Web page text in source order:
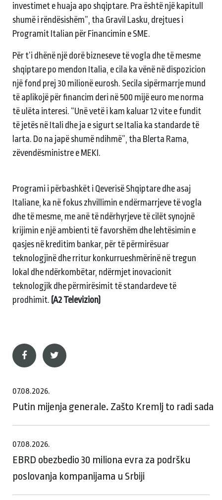
investimet e huaja apo shqiptare. Pra është një kapitull
shumë i rëndësishëm”, tha Gravil Lasku, drejtues i
Programit Italian për Financimin e SME.
Për t’i dhënë një dorë bizneseve të vogla dhe të mesme
shqiptare po mendon Italia, e cila ka vënë në dispozicion
një fond prej 30 milionë eurosh. Secila sipërmarrje mund
të aplikojë për financim deri në 500 mijë euro me norma
të ulëta interesi. “Unë vetë i kam kaluar 12 vite e fundit
të jetës në Itali dhe ja e sigurt se Italia ka standarde të
larta. Do na japë shumë ndihmë”, tha Blerta Rama,
zëvendësministre e MEKI.
Programi i përbashkët i Qeverisë Shqiptare dhe asaj
Italiane, ka në fokus zhvillimin e ndërmarrjeve të vogla
dhe të mesme, me anë të ndërhyrjeve të cilët synojnë
krijimin e një ambienti të favorshëm dhe lehtësimin e
qasjes në kreditim bankar, për të përmirësuar
teknologjinë dhe rritur konkurrueshmërinë në tregun
lokal dhe ndërkombëtar, ndërmjet inovacionit
teknologjik dhe përmirësimit të standardeve të
prodhimit. (A2 Televizion)
07.08.2026.
Putin mijenja generale. Zašto Kremlj to radi sada
07.08.2026.
EBRD obezbedio 30 miliona evra za podršku
poslovanja kompanijama u Srbiji